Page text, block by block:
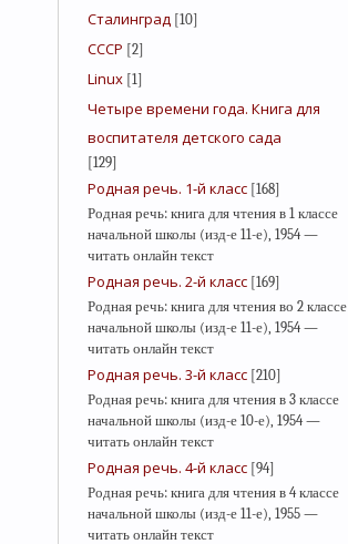
Сталинград [10]
СССР [2]
Linux [1]
Четыре времени года. Книга для
воспитателя детского сада
[129]
Родная речь. 1-й класс [168]
Родная речь: книга для чтения в 1 классе
начальной школы (изд-е 11-е), 1954 —
читать онлайн текст
Родная речь. 2-й класс [169]
Родная речь: книга для чтения во 2 классе
начальной школы (изд-е 11-е), 1954 —
читать онлайн текст
Родная речь. 3-й класс [210]
Родная речь: книга для чтения в 3 классе
начальной школы (изд-е 10-е), 1954 —
читать онлайн текст
Родная речь. 4-й класс [94]
Родная речь: книга для чтения в 4 классе
начальной школы (изд-е 11-е), 1955 —
читать онлайн текст